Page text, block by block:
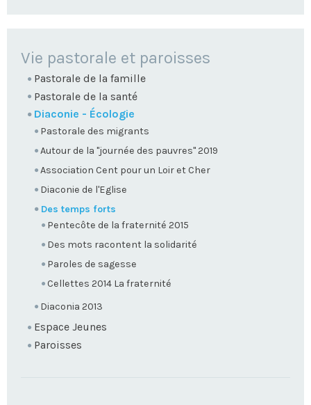
NAVIGATION
Vie pastorale et paroisses
Pastorale de la famille
Pastorale de la santé
Diaconie - Écologie
Pastorale des migrants
Autour de la "journée des pauvres" 2019
Association Cent pour un Loir et Cher
Diaconie de l'Eglise
Des temps forts
Pentecôte de la fraternité 2015
Des mots racontent la solidarité
Paroles de sagesse
Cellettes 2014 La fraternité
Diaconia 2013
Espace Jeunes
Paroisses